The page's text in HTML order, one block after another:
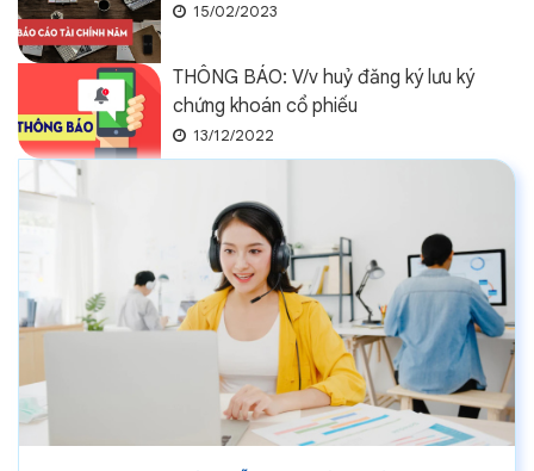
15/02/2023
THÔNG BÁO: V/v huỷ đăng ký lưu ký
chứng khoán cổ phiếu
13/12/2022